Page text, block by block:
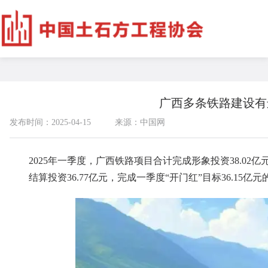
广西多条铁路建设
发布时间：2025-04-15 来源：中国网
2025年一季度，广西铁路项目合计完成形象投资38.02亿
结算投资36.77亿元，完成一季度“开门红”目标36.15亿元